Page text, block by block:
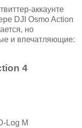
аккаунте
DJI Osmo Action
но
и впечатляющие:
4
Log M